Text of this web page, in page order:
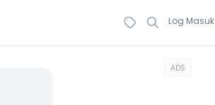
Log Masuk
ADS